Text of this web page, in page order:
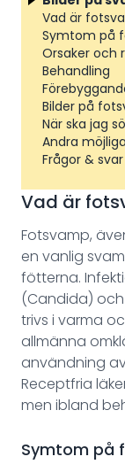
Vad är
Symtom på
Orsaker och
Behandling
Bilder på
När ska jag
Andra
Frågor & svar
Vad är
Fotsvamp,
en vanlig
fötterna.
(Candida)
trivs i varma
allmänna
användning
Receptfria
men ibland
Symtom på